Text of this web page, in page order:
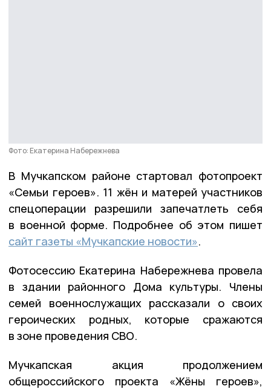
Фото: Екатерина Набережнева
В Мучкапском районе стартовал фотопроект
«Семьи героев». 11 жён и матерей участников
спецоперации разрешили запечатлеть себя
в военной форме. Подробнее об этом пишет
сайт газеты «Мучкапские новости».
Фотосессию Екатерина Набережнева провела
в здании районного Дома культуры. Члены
семей военнослужащих рассказали о своих
героических родных, которые сражаются
в зоне проведения СВО.
Мучкапская акция продолжением
общероссийского проекта «Жёны героев»,